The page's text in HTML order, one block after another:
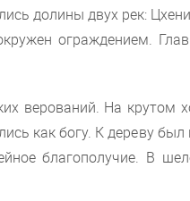
долины двух рек:
ограждением.
верований. На крутом
как богу. К дереву
благополучие. В